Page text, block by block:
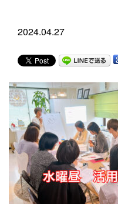
2024.04.27